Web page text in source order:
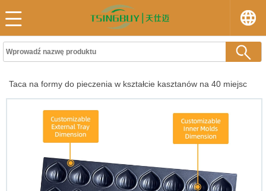
Taca na formy do pieczenia w kształcie kasztanów na 40 miejsc